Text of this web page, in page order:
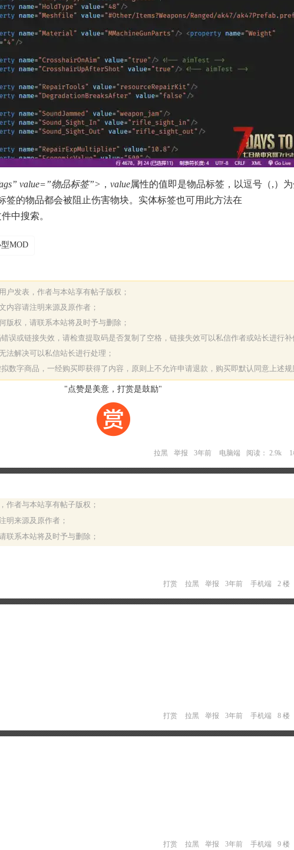
value=”物品标签”> ， value属性的值即是物品标签，以逗号（,）
签的物品都会被阻止伤害物块。实体标签也可用此方法在
中搜索。
MOD
户发表，作者与本站享有帖子版权；
内容请注明来源及原作者；
版权，请联系本站将及时予与删除；
误或链接失效，请检查提取码是否复制了空格，链接失效可以私信作者或站长进行补
法解决可以私信站长进行处理；
数字商品，一经购买即获得了内容，原则上不允许申请退款，购买即默认同意上述规
"点赞是美意，打赏是鼓励"
拉黑 举报 3年前 电脑端 阅读： 2.9k
作者与本站享有帖子版权；
明来源及原作者；
联系本站将及时予与删除；
打赏 拉黑 举报 3年前 手机端 2 楼
打赏 拉黑 举报 3年前 手机端 8 楼
打赏 拉黑 举报 3年前 手机端 9 楼